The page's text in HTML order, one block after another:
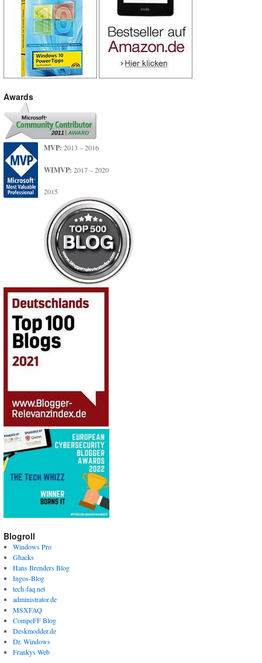
Awards
MVP: 2013 – 2016
WIMVP: 2017 – 2020
2015
Blogroll
Windows Pro
Ghacks
Hans Brenders Blog
Ingos-Blog
tech-faq.net
administrator.de
MSXFAQ
CompeFF Blog
Deskmodder.de
Dr. Windows
Frankys Web